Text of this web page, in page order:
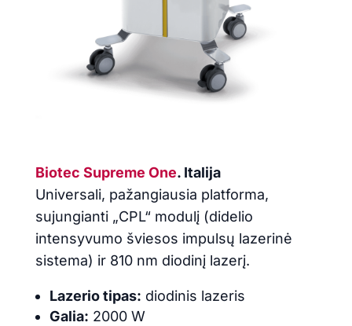
Biotec Supreme One. Italija
Universali, pažangiausia platforma,
sujungianti „CPL“ modulį (didelio
intensyvumo šviesos impulsų lazerinė
sistema) ir 810 nm diodinį lazerį.
Lazerio tipas: diodinis lazeris
Galia: 2000 W